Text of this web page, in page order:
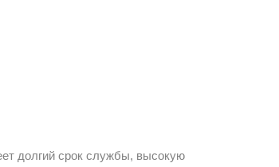
долгий срок службы, высокую